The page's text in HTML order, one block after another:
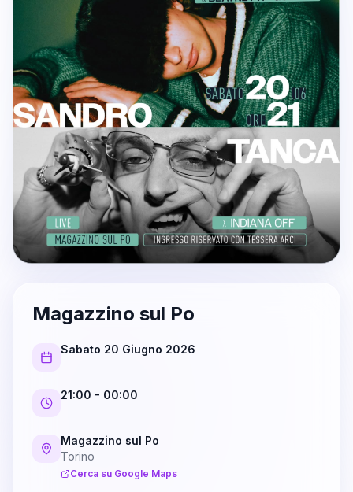
Magazzino sul Po
Sabato 20 Giugno 2026
21:00 - 00:00
Magazzino sul Po
Torino
Cerca su Google Maps